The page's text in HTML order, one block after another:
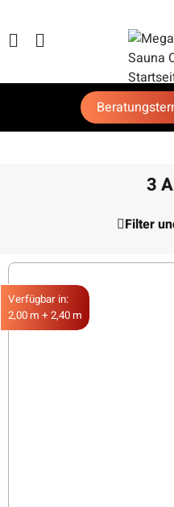
3
Filter
Verfügbar in:
2,00 m + 2,40 m